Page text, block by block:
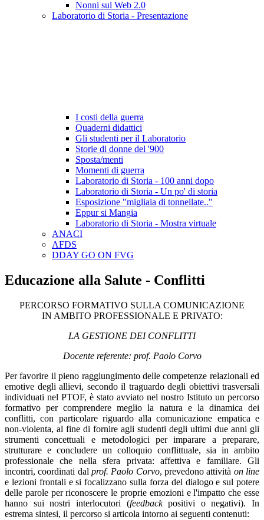
Nonni sul Web 2.0
Laboratorio di Storia - Presentazione
I costi della guerra
Quaderni didattici
Gli studenti per il Laboratorio
Storie di donne del '900
Sposta/menti
Momenti di guerra
Laboratorio di Storia - 100 anni dopo
Laboratorio di Storia - Un po' di storia
Esposizione "migliaia di tonnellate.."
Eppur si Mangia
Laboratorio di Storia - Mostra virtuale
ANACI
AFDS
DDAY GO ON FVG
Educazione alla Salute - Conflitti
PERCORSO FORMATIVO SULLA COMUNICAZIONE
IN AMBITO PROFESSIONALE E PRIVATO:
LA GESTIONE DEI CONFLITTI
Docente referente: prof. Paolo Corvo
Per favorire il pieno raggiungimento delle competenze relazionali ed
emotive degli allievi, secondo il traguardo degli obiettivi trasversali
individuati nel PTOF, è stato avviato nel nostro Istituto un percorso
formativo per comprendere meglio la natura e la dinamica dei
conflitti, con particolare riguardo alla comunicazione empatica e
non-violenta, al fine di fornire agli studenti degli ultimi due anni gli
strumenti concettuali e metodologici per imparare a preparare,
strutturare e concludere un colloquio conflittuale, sia in ambito
professionale che nella sfera privata: affettiva e familiare. Gli
incontri, coordinati dal prof. Paolo Corvo, prevedono attività on line
e lezioni frontali e si focalizzano sulla forza del dialogo e sul potere
delle parole per riconoscere le proprie emozioni e l'impatto che esse
hanno sui nostri interlocutori (feedbackpositivi o negativi). In
estrema sintesi, il percorso si articola intorno ai seguenti contenuti: